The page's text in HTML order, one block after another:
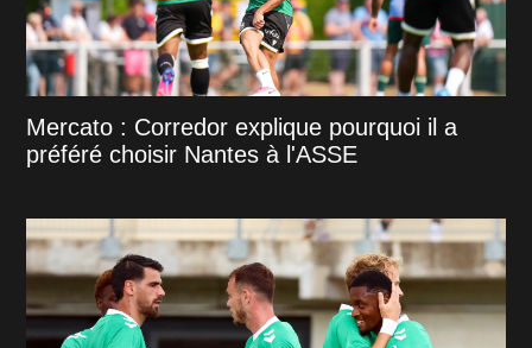
Mercato : Corredor explique pourquoi il a
préféré choisir Nantes à l'ASSE